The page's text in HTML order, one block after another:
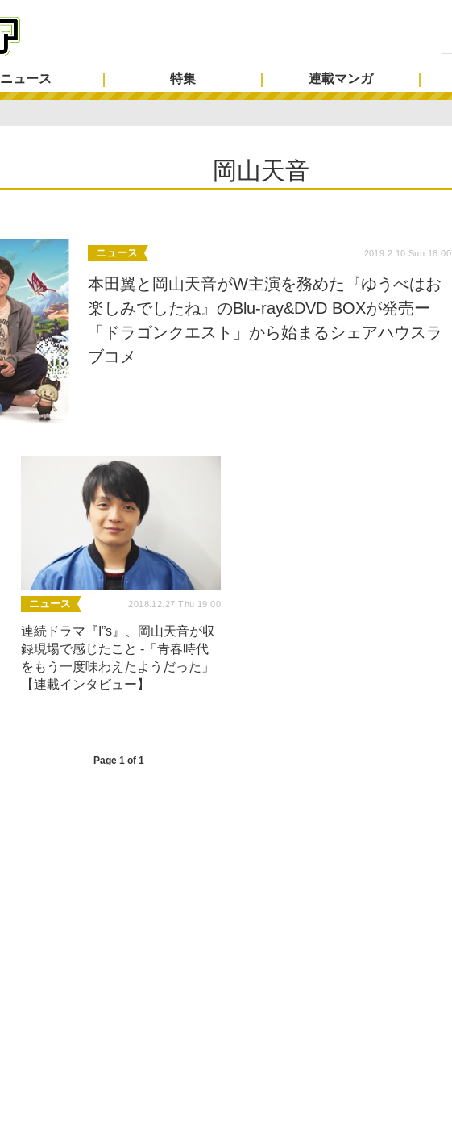
ニュース 特集 連載マンガ
岡山天音
ニュース 2019.2.10 Sun 18:00
本田翼と岡山天音がW主演を務めた『ゆうべはお
楽しみでしたね』のBlu-ray&DVD BOXが発売ー
「ドラゴンクエスト」から始まるシェアハウスラ
ブコメ
ニュース 2018.12.27 Thu 19:00
連続ドラマ『I”s』、岡山天音が収
録現場で感じたこと -「青春時代
をもう一度味わえたようだった」
【連載インタビュー】
Page 1 of 1